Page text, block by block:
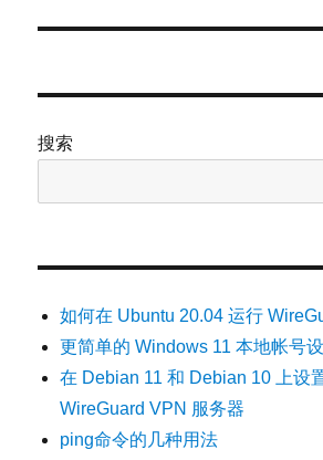
章：
搜索
如何在 Ubuntu 20.04 运行
更简单的 Windows 11 本地帐号
在 Debian 11 和 Debian 10 上设
WireGuard VPN 服务器
ping命令的几种用法